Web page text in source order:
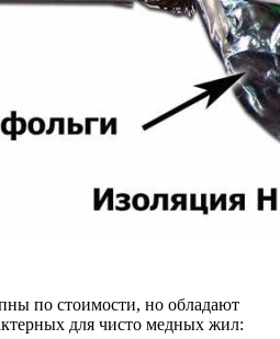
по стоимости, но обладают
для чисто медных жил: